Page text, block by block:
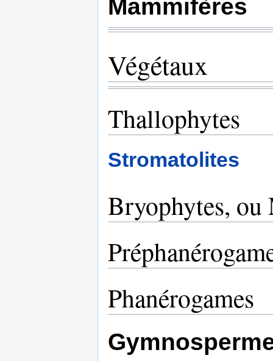
Mammifères
Végétaux
Thallophytes
Stromatolites
Bryophytes, ou
Phanérogames